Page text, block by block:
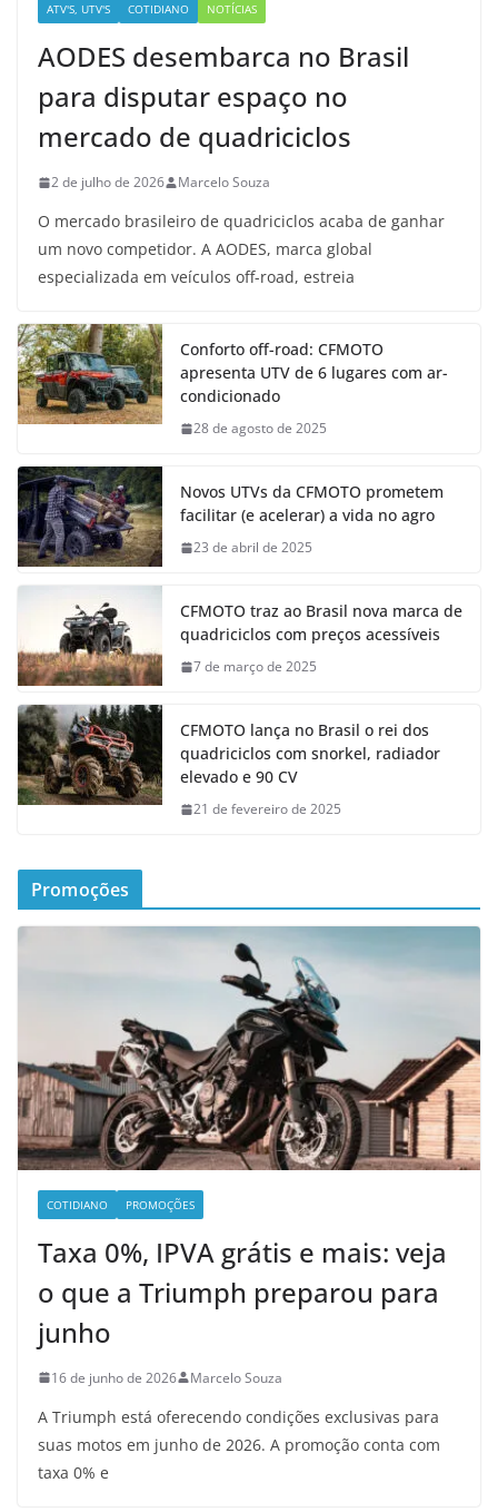
ATV'S, UTV'S COTIDIANO NOTÍCIAS
AODES desembarca no Brasil
para disputar espaço no
mercado de quadriciclos
2 de julho de 2026 Marcelo Souza
O mercado brasileiro de quadriciclos acaba de ganhar
um novo competidor. A AODES, marca global
especializada em veículos off-road, estreia
Conforto off-road: CFMOTO
apresenta UTV de 6 lugares com ar-
condicionado
28 de agosto de 2025
Novos UTVs da CFMOTO prometem
facilitar (e acelerar) a vida no agro
23 de abril de 2025
CFMOTO traz ao Brasil nova marca de
quadriciclos com preços acessíveis
7 de março de 2025
CFMOTO lança no Brasil o rei dos
quadriciclos com snorkel, radiador
elevado e 90 CV
21 de fevereiro de 2025
Promoções
COTIDIANO PROMOÇÕES
Taxa 0%, IPVA grátis e mais: veja
o que a Triumph preparou para
junho
16 de junho de 2026 Marcelo Souza
A Triumph está oferecendo condições exclusivas para
suas motos em junho de 2026. A promoção conta com
taxa 0% e